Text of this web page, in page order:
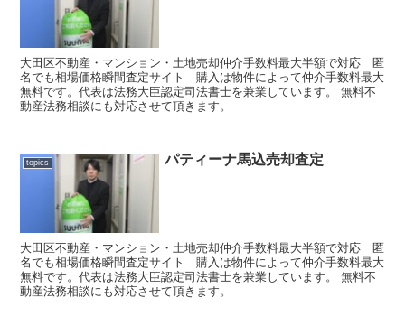
大田区不動産・マンション・土地売却仲介手数料最大半額で対応 匿
名でも相場価格瞬間査定サイト 購入は物件によって仲介手数料最大
無料です。代表は法務大臣認定司法書士を兼業しています。 無料不
動産法務相談にも対応させて頂きます。
topics パティーナ馬込売却査定
大田区不動産・マンション・土地売却仲介手数料最大半額で対応 匿
名でも相場価格瞬間査定サイト 購入は物件によって仲介手数料最大
無料です。代表は法務大臣認定司法書士を兼業しています。 無料不
動産法務相談にも対応させて頂きます。